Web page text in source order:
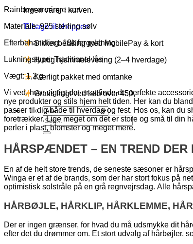
Ingen varer i kurven.
Tilbage til shoppen
Sikker betaling med MobilePay & kort
Hurtig hjemmelevering (2–4 hverdage)
Kærligt pakket med omtanke
Gratis fragt ved køb over 450,-
Søg
efter:
Rainbow øreringe sæt
Materiale: 925 sterling sølv
Efterbehandling: 18k forgyldning
Lukningstype: Traditionel lås
Vægt: 1,2 g
Vi ved, hvor vigtigt det er at finde de perfekte
nye produkter og stils hjem helt tiden. Her kan du
passer til dig både til hverdag og fest. Hos os, kan du
foretrækker. Lige meget om det er store og små til din
perler i plast, blomster og meget mere.
HÅRSPÆNDET – EN TREND DER
En af de helt store trends, de seneste sæsoner er
Winga er et af de brands, som der har stort fokus på
optimistisk solstråle på en grå regnvejrsdag. Alle
HÅRBØJLE, HÅRKLIP, HÅRKLEMME,
Der er ingen grænser, for hvad du må udsmykke dit
efter det du drømmer om. Et stort udvalg af hårbøjler,